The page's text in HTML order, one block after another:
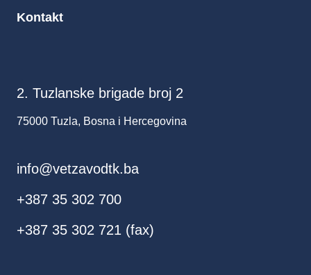
Kontakt
2. Tuzlanske brigade broj 2
75000 Tuzla, Bosna i Hercegovina
info@vetzavodtk.ba
+387 35 302 700
+387 35 302 721 (fax)